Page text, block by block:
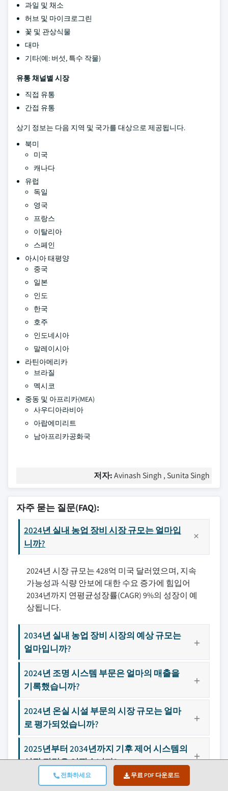
전화하세요 무료 PDF 다운로드
과일 및 채소
허브 및 마이크로그린
꽃 및 관상식물
대마
기타(예: 버섯, 특수 작물)
유통 채널별 시장
직접 유통
간접 유통
상기 정보는 다음 지역 및 국가를 대상으로 제공됩니다.
북미
미국
캐나다
유럽
독일
영국
프랑스
이탈리아
스페인
아시아 태평양
중국
일본
인도
한국
호주
인도네시아
말레이시아
라틴아메리카
브라질
멕시코
중동 및 아프리카(MEA)
사우디아라비아
아랍에미리트
남아프리카공화국
저자:Avinash Singh , Sunita Singh
자주 묻는 질문(FAQ):
2024년 실내 농업 장비 시장 규모는 얼마입
니까?
2024년 시장 규모는 428억 미국 달러였으며, 지속
가능성과 식량 안보에 대한 수요 증가에 힘입어
2034년까지 연평균성장률(CAGR) 9%의 성장이 예
상됩니다.
2034년 실내 농업 장비 시장의 예상 규모는
얼마입니까?
2024년 조명 시스템 부문은 얼마의 매출을
기록했습니까?
2024년 온실 시설 부문의 시장 규모는 얼마
로 평가되었습니까?
2025년부터 2034년까지 기후 제어 시스템의
성장 전망은 어떻습니까?
어느 지역이 실내 농업 장비 시장을 주도하고